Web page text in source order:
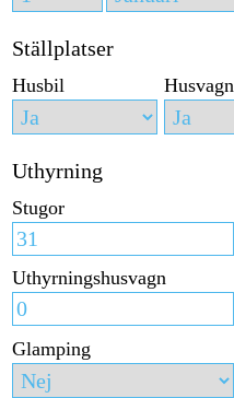
Ställplatser
Husbil Husvagn
Uthyrning
Stugor
Uthyrningshusvagn
Glamping